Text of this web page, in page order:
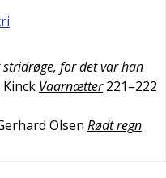
for det var han
Kinck Vaarnætter 221–222
Olsen Rødt regn